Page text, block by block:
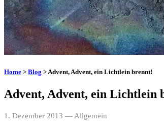
Home > Blog > Advent, Advent, ein Lichtlein brennt!
Advent, Advent, ein Lichtlein
1. Dezember 2013 — Allgemein